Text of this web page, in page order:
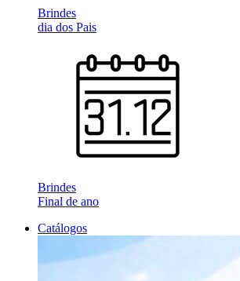
Brindes
dia dos Pais
Brindes
Final de ano
Catálogos